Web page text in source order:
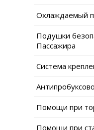
Охлаждаемый
Подушки
Пассажира
Система
Помощи при
Помощи при